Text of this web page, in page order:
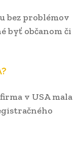
bez problémov
byť občanom či
v USA mala